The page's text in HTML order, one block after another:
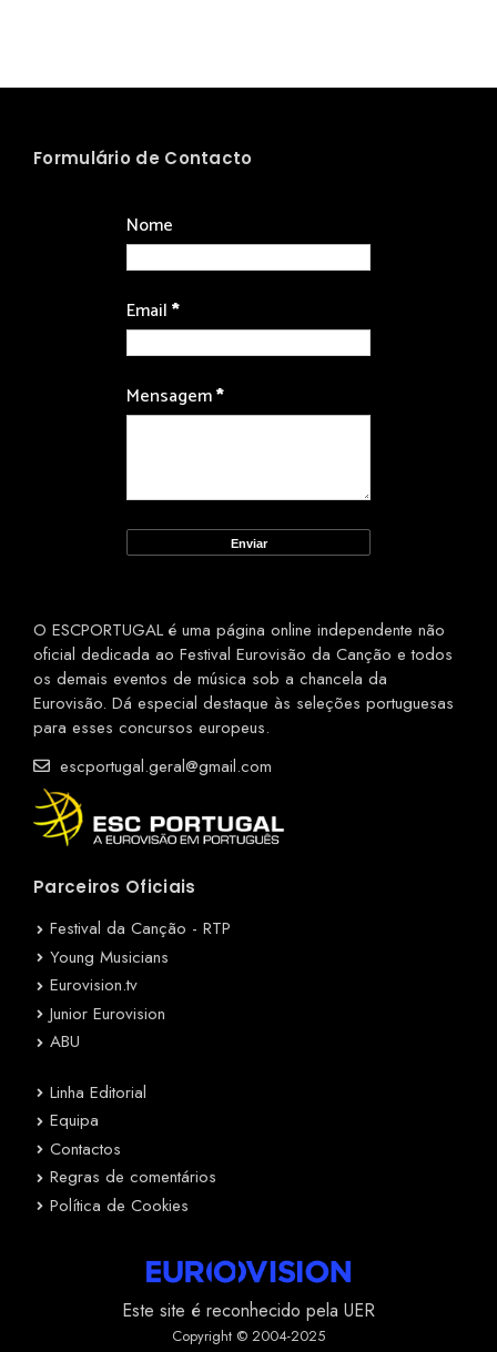
Formulário de Contacto
Nome
Email*
Mensagem*
O ESCPORTUGAL é uma página online independente não
oficial dedicada ao Festival Eurovisão da Canção e todos
os demais eventos de música sob a chancela da
Eurovisão. Dá especial destaque às seleções portuguesas
para esses concursos europeus.
escportugal.geral@gmail.com
Parceiros Oficiais
Festival da Canção - RTP
Young Musicians
Eurovision.tv
Junior Eurovision
ABU
Linha Editorial
Equipa
Contactos
Regras de comentários
Política de Cookies
Este site é reconhecido pela UER
Copyright © 2004-2025